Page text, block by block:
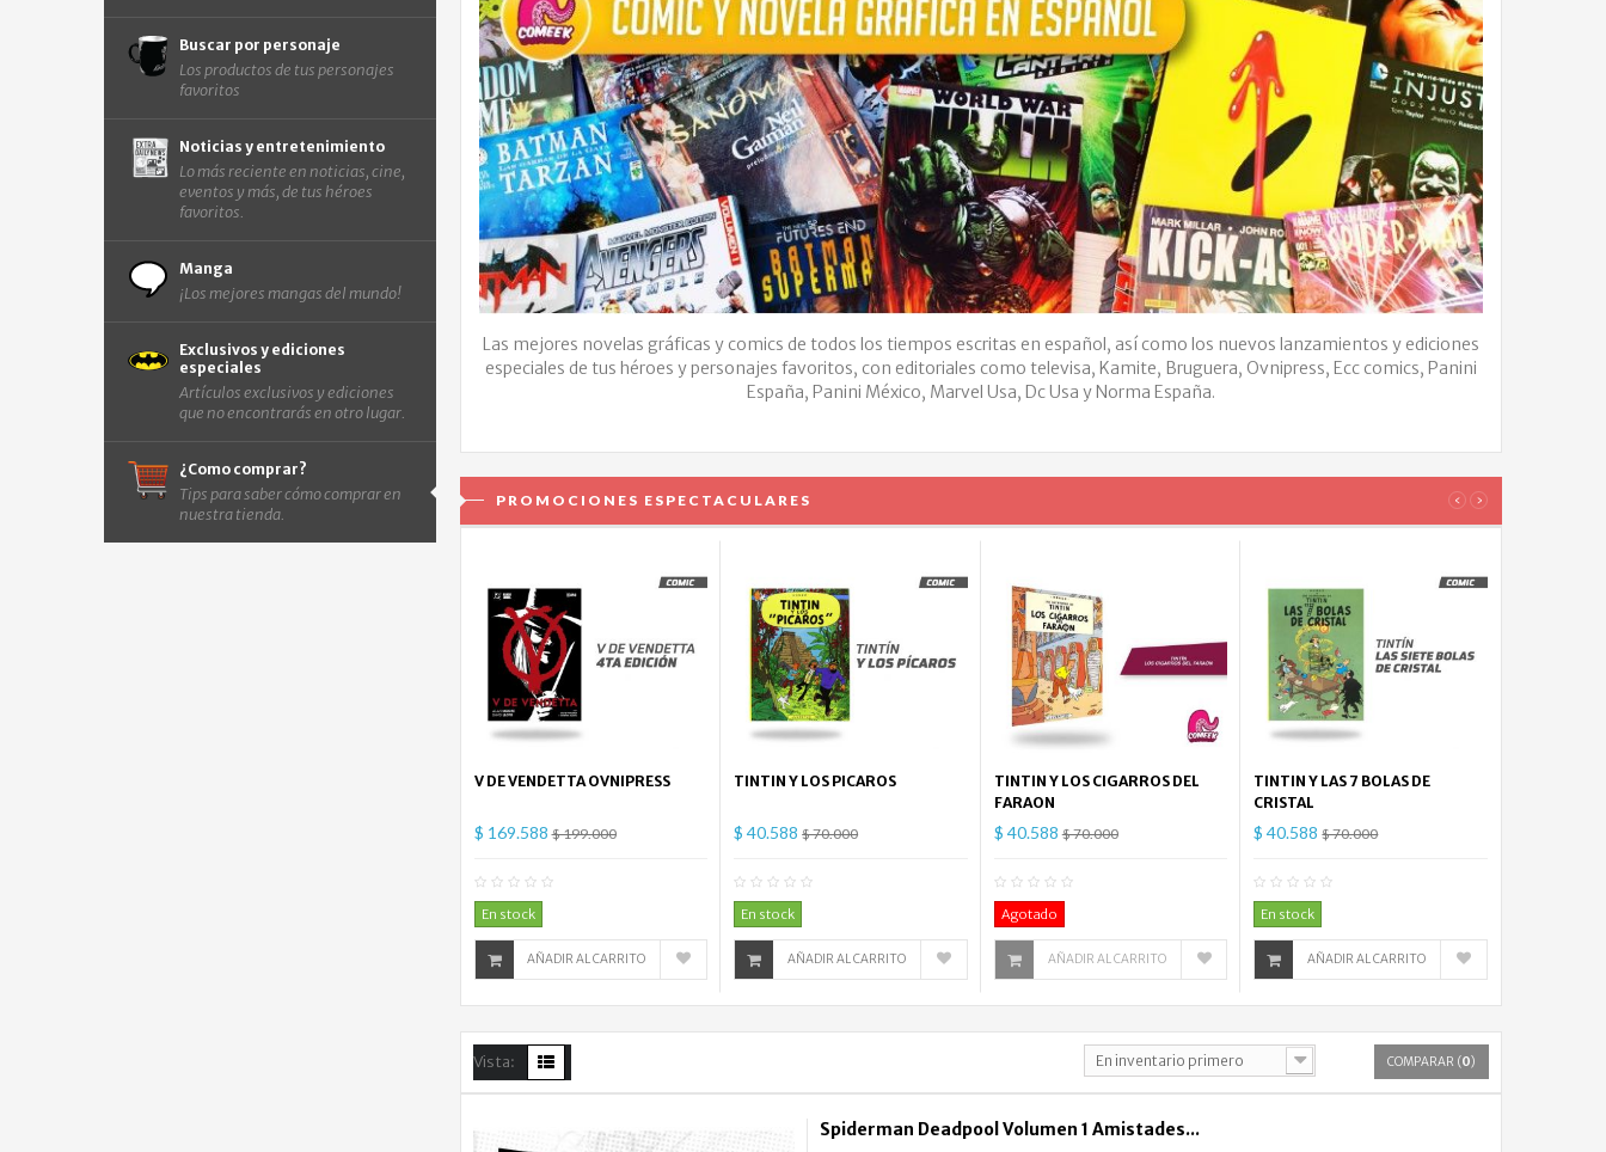
Buscar por personaje
Los productos de tus personajes
favoritos
Noticias y entretenimiento
Lo más reciente en noticias, cine,
eventos y más, de tus héroes
favoritos.
Manga
¡Los mejores mangas del mundo!
Exclusivos y ediciones
especiales
Artículos exclusivos y ediciones
que no encontrarás en otro lugar.
¿Como comprar?
Tips para saber cómo comprar en
nuestra tienda.
Las mejores novelas gráficas y comics de todos los tiempos escritas en español, así como los nuevos lanzamientos y ediciones
especiales de tus héroes y personajes favoritos, con editoriales como televisa, Kamite, Bruguera, Ovnipress, Ecc comics, Panini
España, Panini México, Marvel Usa, Dc Usa y Norma España.
PROMOCIONES ESPECTACULARES ‹ ›
V DE VENDETTA OVNIPRESS
$ 169.588$ 199.000
En stock
AÑADIR AL CARRITO
TINTIN Y LOS PICAROS
$ 40.588$ 70.000
En stock
AÑADIR AL CARRITO
TINTIN Y LOS CIGARROS DEL
FARAON
$ 40.588$ 70.000
Agotado
AÑADIR AL CARRITO
TINTIN Y LAS 7 BOLAS DE
CRISTAL
$ 40.588$ 70.000
En stock
AÑADIR AL CARRITO
Vista: En inventario primero COMPARAR (0)
Spiderman Deadpool Volumen 1 Amistades...